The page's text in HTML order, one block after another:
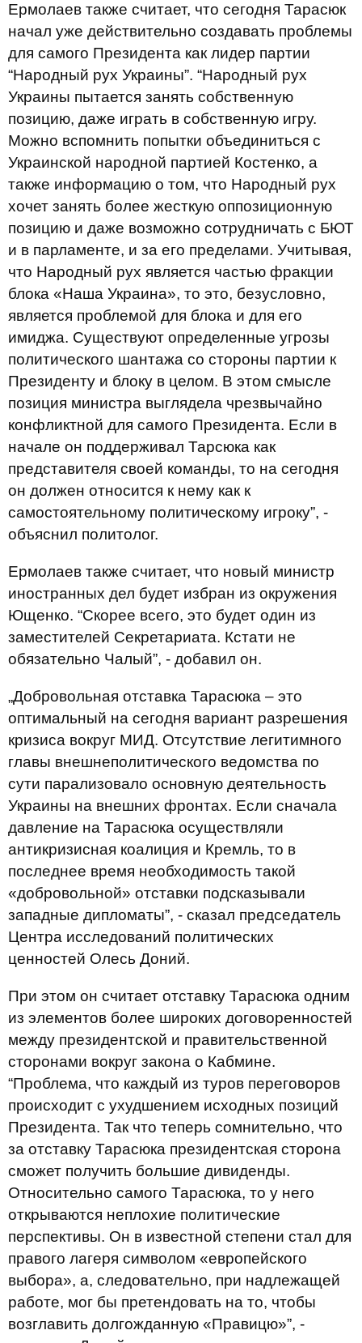
Ермолаев также считает, что сегодня Тарасюк
начал уже действительно создавать проблемы
для самого Президента как лидер партии
“Народный рух Украины”. “Народный рух
Украины пытается занять собственную
позицию, даже играть в собственную игру.
Можно вспомнить попытки объединиться с
Украинской народной партией Костенко, а
также информацию о том, что Народный рух
хочет занять более жесткую оппозиционную
позицию и даже возможно сотрудничать с БЮТ
и в парламенте, и за его пределами. Учитывая,
что Народный рух является частью фракции
блока «Наша Украина», то это, безусловно,
является проблемой для блока и для его
имиджа. Существуют определенные угрозы
политического шантажа со стороны партии к
Президенту и блоку в целом. В этом смысле
позиция министра выглядела чрезвычайно
конфликтной для самого Президента. Если в
начале он поддерживал Тарсюка как
представителя своей команды, то на сегодня
он должен относится к нему как к
самостоятельному политическому игроку”, -
объяснил политолог.
Ермолаев также считает, что новый министр
иностранных дел будет избран из окружения
Ющенко. “Скорее всего, это будет один из
заместителей Секретариата. Кстати не
обязательно Чалый”, - добавил он.
„Добровольная отставка Тарасюка – это
оптимальный на сегодня вариант разрешения
кризиса вокруг МИД. Отсутствие легитимного
главы внешнеполитического ведомства по
сути парализовало основную деятельность
Украины на внешних фронтах. Если сначала
давление на Тарасюка осуществляли
антикризисная коалиция и Кремль, то в
последнее время необходимость такой
«добровольной» отставки подсказывали
западные дипломаты”, - сказал председатель
Центра исследований политических
ценностей Олесь Доний.
При этом он считает отставку Тарасюка одним
из элементов более широких договоренностей
между президентской и правительственной
сторонами вокруг закона о Кабмине.
“Проблема, что каждый из туров переговоров
происходит с ухудшением исходных позиций
Президента. Так что теперь сомнительно, что
за отставку Тарасюка президентская сторона
сможет получить большие дивиденды.
Относительно самого Тарасюка, то у него
открываются неплохие политические
перспективы. Он в известной степени стал для
правого лагеря символом «европейского
выбора», а, следовательно, при надлежащей
работе, мог бы претендовать на то, чтобы
возглавить долгожданную «Правицю»”, -